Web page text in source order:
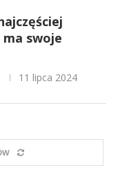
swoje
11 lipca 2024